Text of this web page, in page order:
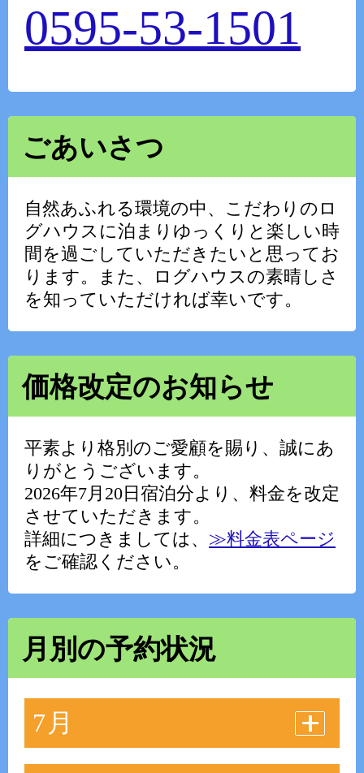
0595-53-1501
ごあいさつ
自然あふれる環境の中、こだわりのロ
グハウスに泊まりゆっくりと楽しい時
間を過ごしていただきたいと思ってお
ります。また、ログハウスの素晴しさ
を知っていただければ幸いです。
価格改定のお知らせ
平素より格別のご愛顧を賜り、誠にあ
りがとうございます。
2026年7月20日宿泊分より、料金を改定
させていただきます。
詳細につきましては、 ≫料金表ページ
をご確認ください。
月別の予約状況
7月